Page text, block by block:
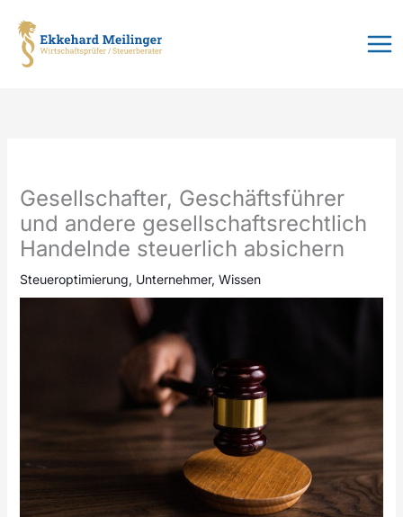
Inhalt
springen
Gesellschafter, Geschäftsführer
und andere gesellschaftsrechtlich
Handelnde steuerlich absichern
Steueroptimierung, Unternehmer, Wissen